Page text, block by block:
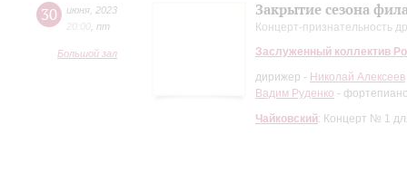
30 июня 2023
20:00 пт
Большой зал
Закрытие сезона
Концерт-признательность
Заслуженный коллектив
дирижер - Николай Алексеев
Вадим Руденко -
Чайковский: Концерт № 1